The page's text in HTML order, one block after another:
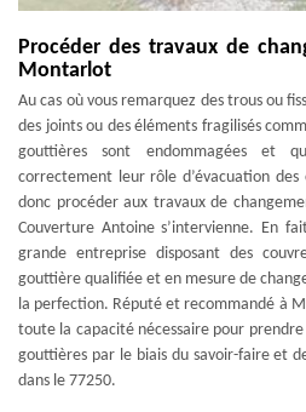
Procéder des travaux de
Montarlot
Au cas où vous remarquez des trous ou
des joints ou des éléments fragilisés
gouttières sont endommagées et
correctement leur rôle d’évacuation
donc procéder aux travaux de
Couverture Antoine s’intervienne. En
grande entreprise disposant des
gouttière qualifiée et en mesure de
la perfection. Réputé et recommandé à
toute la capacité nécessaire pour
gouttières par le biais du savoir-faire et
dans le 77250.